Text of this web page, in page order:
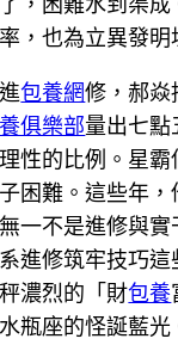
，也為立異發明
包養網修，郝焱
俱樂部量出七點
性的比例。星霸
困難。這些年
一不是進修與實
進修筑牢技巧這
濃烈的「財包養
瓶座的怪誕藍光